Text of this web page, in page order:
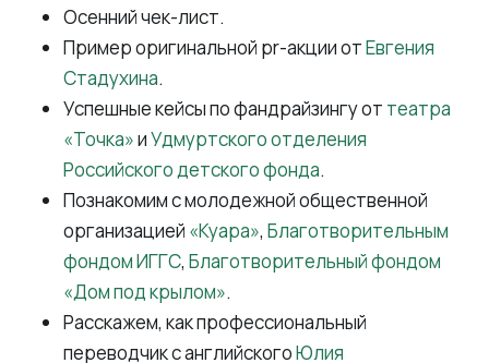
Осенний чек-лист.
Пример оригинальной pr-акции отЕвгения
Стадухина.
Успешные кейсы по фандрайзингу от театра
«Точка»иУдмуртского отделения
Российского детского фонда.
Познакомим с молодежной общественной
организацией «Куара», Благотворительным
фондом ИГГС, Благотворительный фондом
«Дом под крылом».
Расскажем, как профессиональный
переводчик с английскогоЮлия